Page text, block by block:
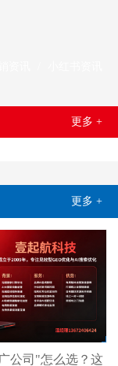
更多 +
更多 +
公司"怎么选？这